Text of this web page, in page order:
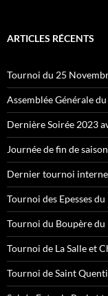
ARTICLES RÉCENTS
Tournoi du 25
Assemblée Générale
Dernière Soirée 2023
Journée de fin de
Dernier tournoi
Tournoi des Epesses
Tournoi du Boupère du
Tournoi de La Salle et
Tournoi de Saint